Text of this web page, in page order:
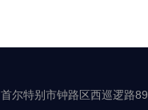
首尔特别市钟路区西巡逻路